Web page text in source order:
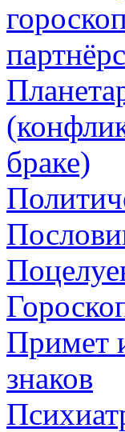
браке)
Примет
знаков